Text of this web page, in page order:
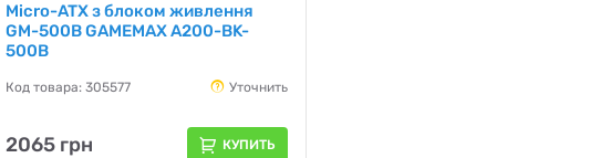
Micro-ATX з блоком живлення
GM-500B GAMEMAX A200-BK-
500B
Код товара: 305577 Уточнить
2065 грн КУПИТЬ